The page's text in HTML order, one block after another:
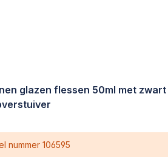
glazen flessen 50ml met zwart
nummer 106595